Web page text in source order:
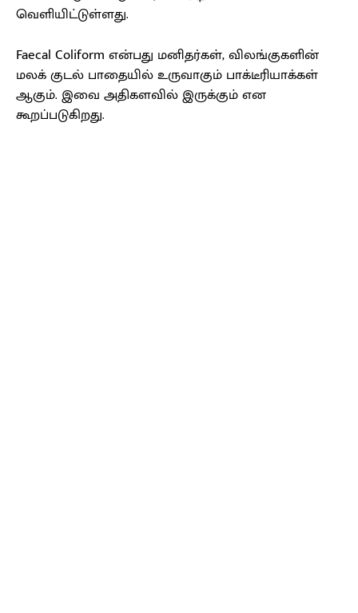
வெளியிட்டுள்ளது.
Faecal Coliform என்பது மனிதர்கள், விலங்குகளின்
மலக் குடல் பாதையில் உருவாகும் பாக்டீரியாக்கள்
ஆகும். இவை அதிகளவில் இருக்கும் என
கூறப்படுகிறது.